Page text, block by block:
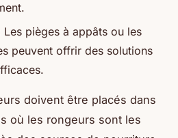
Les pièges à appâts ou les
peuvent offrir des solutions
doivent être placés dans
où les rongeurs sont les